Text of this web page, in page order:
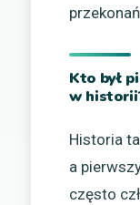
Kto był
w
Historia
a
często